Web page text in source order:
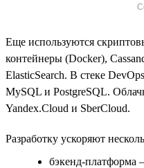
Еще используются
контейнеры (Docker),
ElasticSearch. В стеке
MySQL и PostgreSQL.
Yandex.Cloud и SberCloud.
Разработку ускоряют
бэкенд-платформа